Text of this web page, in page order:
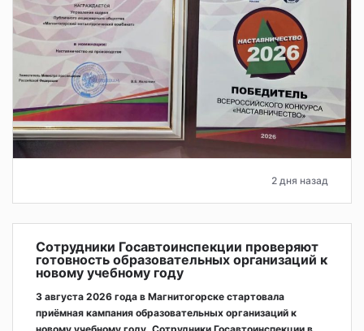
2 дня назад
Сотрудники Госавтоинспекции проверяют
готовность образовательных организаций к
новому учебному году
3 августа 2026 года в Магнитогорске стартовала
приёмная кампания образовательных организаций к